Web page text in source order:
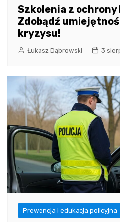
Szkolenia z ochrony
Zdobądź
kryzysu!
Łukasz Dąbrowski 3
Prewencja i edukacja policyjna